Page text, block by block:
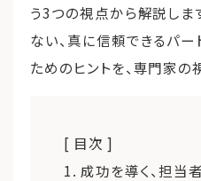
う3つの視点から解説しま
ない、真に信頼できるパ
ためのヒントを、専門家の
[ 目次 ]
1. 成功を導く、担当